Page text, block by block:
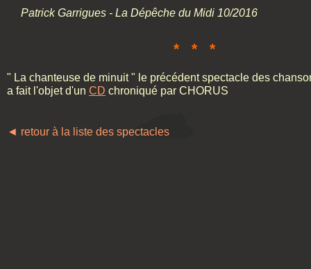
Patrick Garrigues - La Dépêche du Midi 10/2016
* * *
" La chanteuse de minuit " le précédent spectacle des
a fait l'objet d'un CD chroniqué par CHORUS
◄ retour à la liste des spectacles